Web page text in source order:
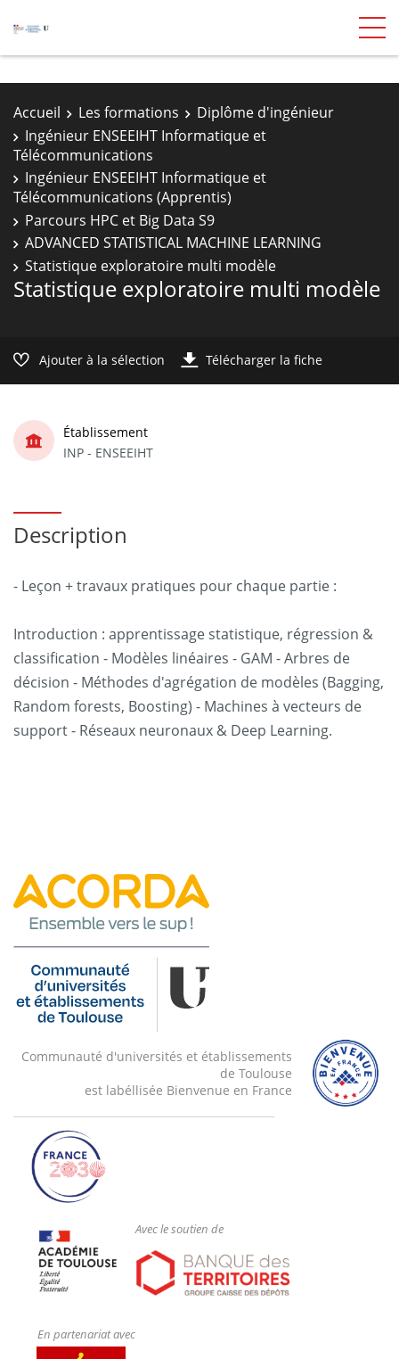
Accueil Les formations
Diplôme d'ingénieur
Ingénieur ENSEEIHT Informatique et
Télécommunications
Ingénieur ENSEEIHT Informatique et
Télécommunications (Apprentis)
Parcours HPC et Big Data S9
ADVANCED STATISTICAL MACHINE LEARNING
Statistique exploratoire multi modèle
Statistique exploratoire multi modèle
Ajouter à la sélection Télécharger la fiche
Établissement
INP - ENSEEIHT
Description
- Leçon + travaux pratiques pour chaque partie :
Introduction : apprentissage statistique, régression &
classification - Modèles linéaires - GAM - Arbres de
décision - Méthodes d'agrégation de modèles (Bagging,
Random forests, Boosting) - Machines à vecteurs de
support - Réseaux neuronaux & Deep Learning.
Communauté d'universités et établissements
de Toulouse
est labéllisée Bienvenue en France
Avec le soutien de
En partenariat avec